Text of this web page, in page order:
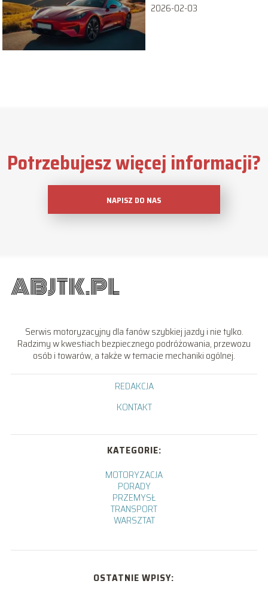
2026-02-03
Potrzebujesz więcej informacji?
NAPISZ DO NAS
Serwis motoryzacyjny dla fanów szybkiej jazdy i nie tylko.
Radzimy w kwestiach bezpiecznego podróżowania, przewozu
osób i towarów, a także w temacie mechaniki ogólnej.
REDAKCJA
KONTAKT
KATEGORIE:
MOTORYZACJA
PORADY
PRZEMYSŁ
TRANSPORT
WARSZTAT
OSTATNIE WPISY: